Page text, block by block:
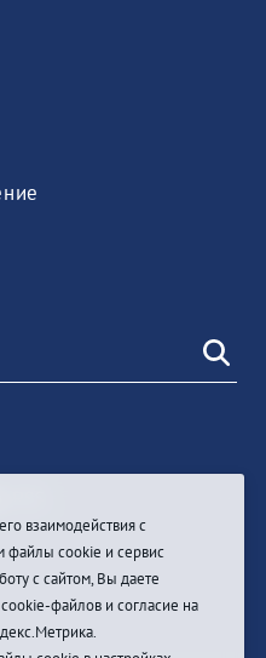
взаимодействия с
файлы cookie и сервис
с сайтом, Вы даете
файлов и согласие на